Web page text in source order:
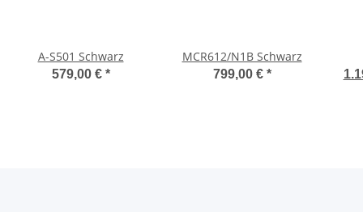
A-S501 Schwarz
579,00 € *
MCR612/N1B Schwarz
799,00 € *